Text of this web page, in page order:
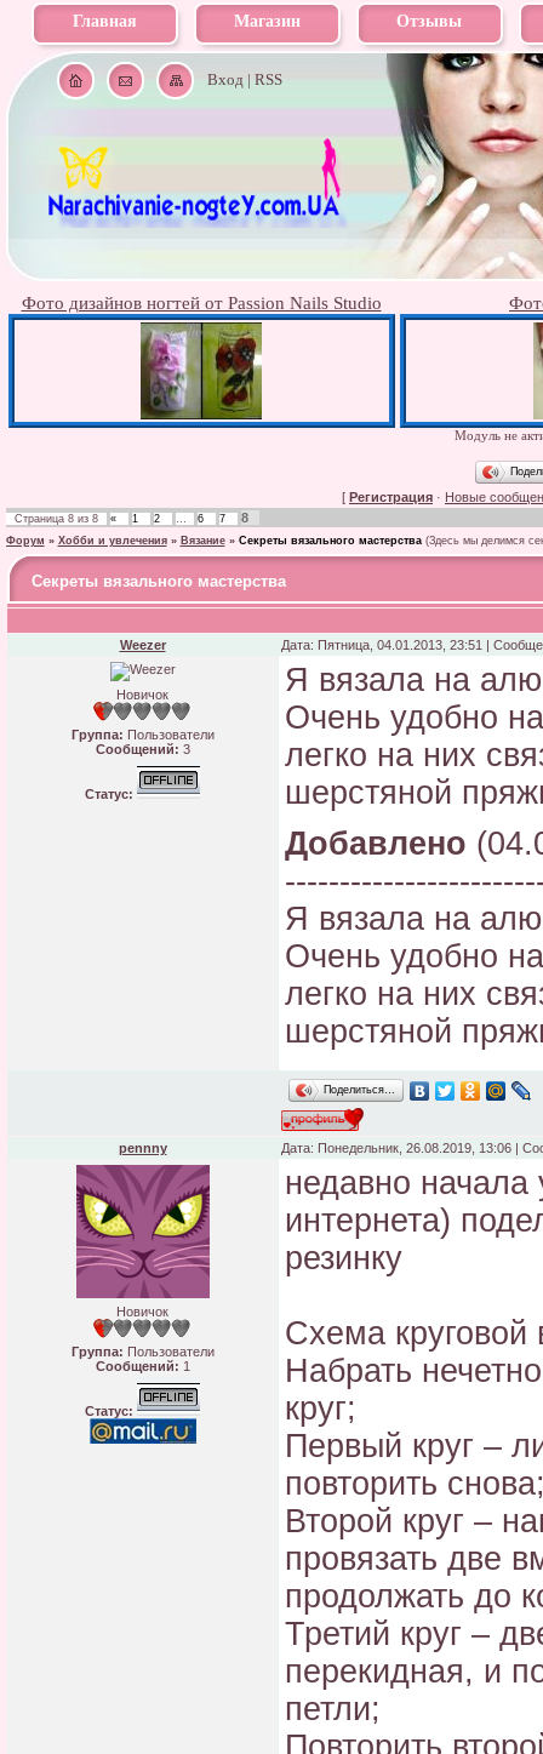
Главная Магазин Отзывы
Вход| RSS
Фото дизайнов ногтей от Passion Nails Studio
Модуль не
[ Регистрация · Новые
Страница 8из 8 « 1 2 … 6 7 8
Форум » Хобби и увлечения » Вязание » Секреты вязального мастерства (Здесь мы делимся
Секреты вязального мастерства
Weezer Дата: Пятница, 04.01.2013, 23:51 |
Новичок
Группа: Пользователи
Сообщений: 3
Статус:
Я вязала на
Очень удобно
легко на них
шерстяной
Добавлено
Я вязала на
Очень удобно
легко на них
шерстяной
Поделиться…
pennny Дата: Понедельник, 26.08.2019, 13:06 |
Новичок
Группа: Пользователи
Сообщений: 1
Статус:
недавно начала
интернета)
резинку
Схема круговой
Набрать
круг;
Первый круг –
повторить
Второй круг –
провязать две
продолжать до
Третий круг –
перекидная, и
петли;
Повторить